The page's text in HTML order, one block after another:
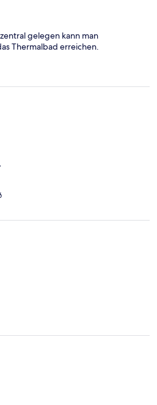
gelegen kann man
Thermalbad erreichen.